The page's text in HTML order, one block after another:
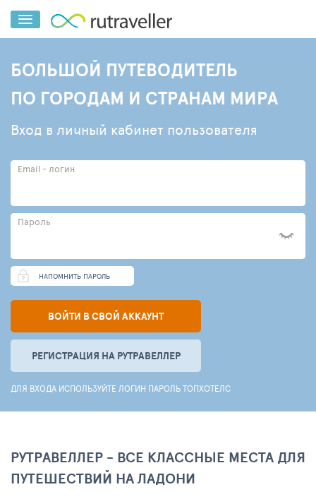
БОЛЬШОЙ ПУТЕВОДИТЕЛЬ
ПО ГОРОДАМ И СТРАНАМ МИРА
Вход в личный кабинет пользователя
Email - логин
Пароль
НАПОМНИТЬ ПАРОЛЬ
ВОЙТИ В СВОЙ АККАУНТ
РЕГИСТРАЦИЯ НА РУТРАВЕЛЛЕР
ДЛЯ ВХОДА ИСПОЛЬЗУЙТЕ ЛОГИН ПАРОЛЬ ТОПХОТЕЛС
РУТРАВЕЛЛЕР - ВСЕ КЛАССНЫЕ МЕСТА ДЛЯ
ПУТЕШЕСТВИЙ НА ЛАДОНИ